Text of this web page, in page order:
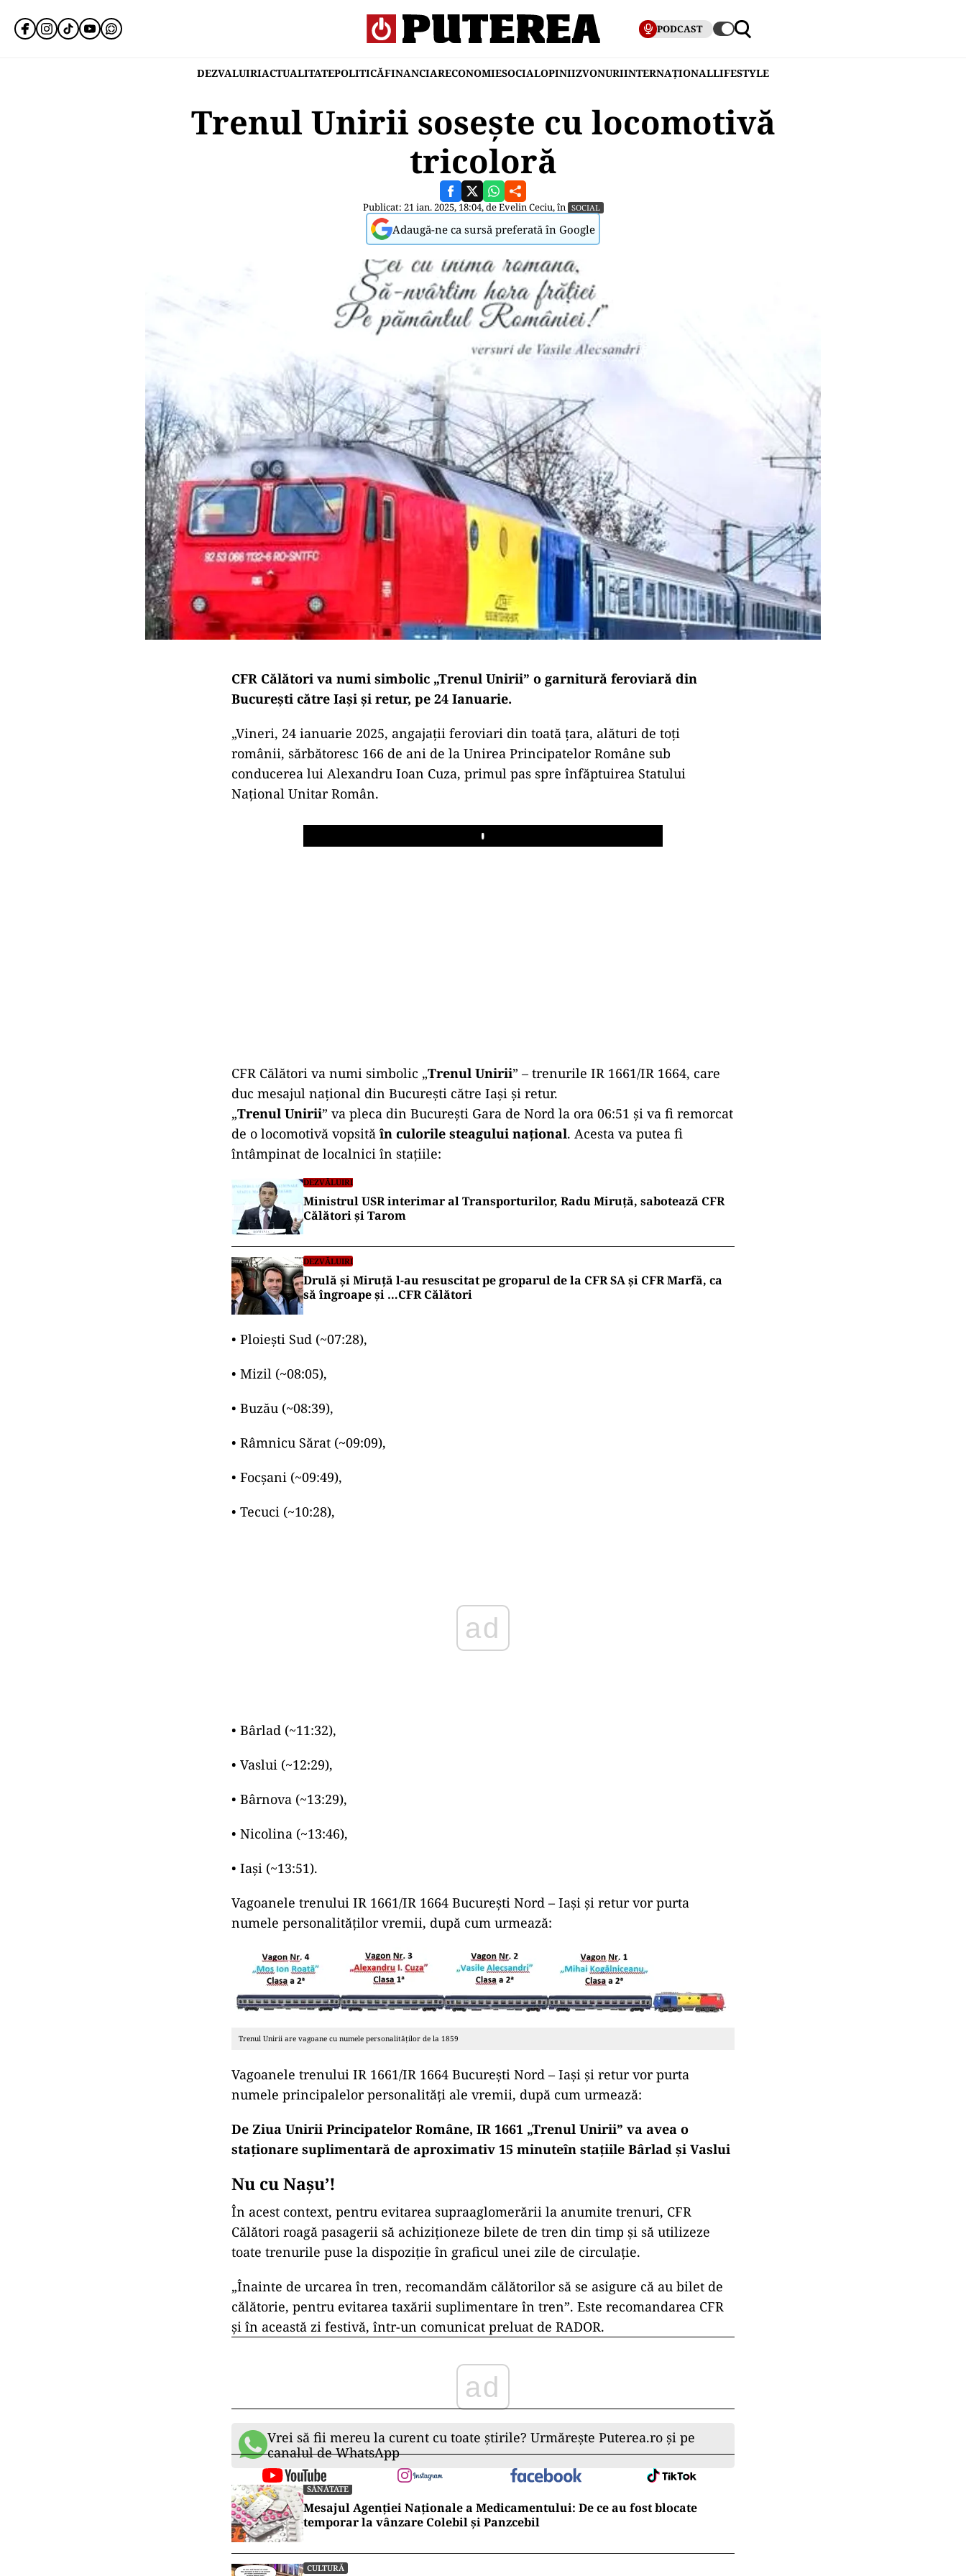
PODCAST
DEZVALUIRIACTUALITATEPOLITICĂFINANCIARECONOMIESOCIALOPINIIZVONURIINTERNAȚIONALLIFESTYLE
Trenul Unirii sosește cu locomotivă
tricoloră
Publicat: 21 ian. 2025, 18:04, deEvelin Ceciu, în SOCIAL
Adaugă-ne ca sursă preferată în Google
CFR Călători va numi simbolic „Trenul Unirii” o garnitură feroviară din
Bucureşti către Iaşi şi retur, pe 24 Ianuarie.
„Vineri, 24 ianuarie 2025, angajații feroviari din toată țara, alături de toți
românii, sărbătoresc 166 de ani de la Unirea Principatelor Române sub
conducerea lui Alexandru Ioan Cuza, primul pas spre înfăptuirea Statului
Național Unitar Român.
Play
CFR Călători va numi simbolic „Trenul Unirii” – trenurile IR 1661/IR 1664, care
duc mesajul național din București către Iași și retur.
„Trenul Unirii” va pleca din București Gara de Nord la ora 06:51 și va fi remorcat
de o locomotivă vopsită în culorile steagului național. Acesta va putea fi
întâmpinat de localnici în stațiile:
DEZVĂLUIRI
Ministrul USR interimar al Transporturilor, Radu Miruță, sabotează CFR
Călători și Tarom
DEZVĂLUIRI
Drulă și Miruță l-au resuscitat pe groparul de la CFR SA și CFR Marfă, ca
să îngroape și …CFR Călători
• Ploieşti Sud (~07:28),
• Mizil (~08:05),
• Buzău (~08:39),
• Râmnicu Sărat (~09:09),
• Focşani (~09:49),
• Tecuci (~10:28),
ad
• Bârlad (~11:32),
• Vaslui (~12:29),
• Bârnova (~13:29),
• Nicolina (~13:46),
• Iaşi (~13:51).
Vagoanele trenului IR 1661/IR 1664 București Nord – Iași și retur vor purta
numele personalităților vremii, după cum urmează:
Trenul Unirii are vagoane cu numele personalităților de la 1859
Vagoanele trenului IR 1661/IR 1664 București Nord – Iași și retur vor purta
numele principalelor personalități ale vremii, după cum urmează:
De Ziua Unirii Principatelor Române, IR 1661 „Trenul Unirii” va avea o
staționare suplimentară de aproximativ 15 minuteîn stațiile Bârlad și Vaslui
Nu cu Nașu’!
În acest context, pentru evitarea supraaglomerării la anumite trenuri, CFR
Călători roagă pasagerii să achiziționeze bilete de tren din timp și să utilizeze
toate trenurile puse la dispoziție în graficul unei zile de circulație.
„Înainte de urcarea în tren, recomandăm călătorilor să se asigure că au bilet de
călătorie, pentru evitarea taxării suplimentare în tren”. Este recomandarea CFR
și în această zi festivă, într-un comunicat preluat de RADOR.
ad
Vrei să fii mereu la curent cu toate știrile? Urmărește Puterea.ro și pe
canalul de WhatsApp
SĂNĂTATE
Mesajul Agenției Naționale a Medicamentului: De ce au fost blocate
temporar la vânzare Colebil și Panzcebil
CULTURĂ